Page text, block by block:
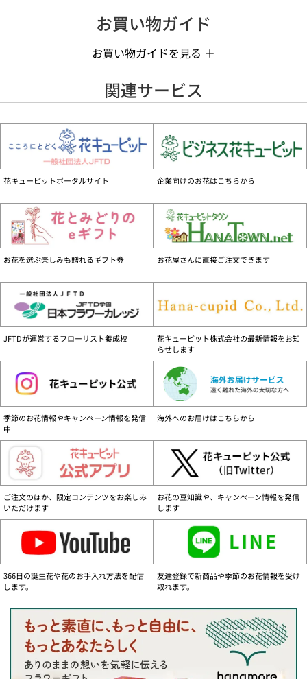
お買い物ガイド
お買い物ガイドを見る ＋
お花代の他に、商品1件ごとに手数料990円（税込）がかかります。
お支払いについて
■個人のお客様
クレジットカード、GMO後払い、携帯電話会社決済、Amazon Pay、コンビニ前
払い、でのお支払いがご利用いただけます。
商品によって支払い方法が異なります。
お届けの事前確認について
お届け先へ事前に在宅確認の連絡をする場合があります。
なお、連絡がつかない場合は、ご指定の日時にお届けができない場合がございま
す。
離島など一部の地域を除く、日本国内のみです。
配達不能地域一覧はこちら
お届け日について
お支払い方法、商品によりお届日が異なりますので、ご注意ください。お届け日
営業時間と注文の取り扱いについて
24時間ご注文を承ります。営業時間は、年末年始除く、9:30～17:30です。
【当日扱い】 9:30～17:00ご注文分
【翌日扱い】 17:00以降ご注文分
ご注意ください
花キューピット商品は花キューピット加盟店・花キューピットのみで販売してお
ります。花キューピット商品をご購入の際はご留意ください。
詳しくはこちら（PDF：116KB）
セキュリティーについて
花キューピットでは安心してご利用いただけるようSSL方式による暗号化を採用
しております。
お問い合わせフォーム
ご注文内容の変更、キャンセル及び各種お問い合わせがオンライン上でお手続き
【個人のお客様】
国内用・お問い合わせフォームへ
海外用・お問い合わせフォームへ
【法人のお客様】
関連サービス
花キューピットポータルサイト 企業向けのお花はこちらから
お花を選ぶ楽しみも贈れるギフト券 お花屋さんに直接ご注文できます
JFTDが運営するフローリスト養成校
花キューピット株式会社の最新情報をお知
らせします
季節のお花情報やキャンペーン情報を発信
中
海外へのお届けはこちらから
ご注文のほか、限定コンテンツをお楽しみ
いただけます
お花の豆知識や、キャンペーン情報を発信
します
366日の誕生花や花のお手入れ方法を配信
します。
友達登録で新商品や季節のお花情報を受け
取れます。